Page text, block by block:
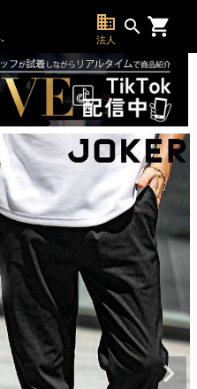
business
法人
search